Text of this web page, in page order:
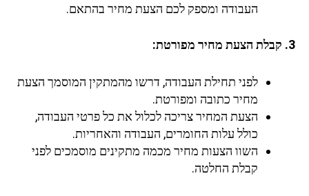
העבודה ומספק לכם הצעת מחיר בהתאם.
3. קבלת הצעת מחיר מפורטת:
לפני תחילת העבודה, דרשו מהמתקין המוסמך הצעת
מחיר כתובה ומפורטת.
הצעת המחיר צריכה לכלול את כל פרטי העבודה,
כולל עלות החומרים, העבודה והאחריות.
השוו הצעות מחיר מכמה מתקינים מוסמכים לפני
קבלת החלטה.